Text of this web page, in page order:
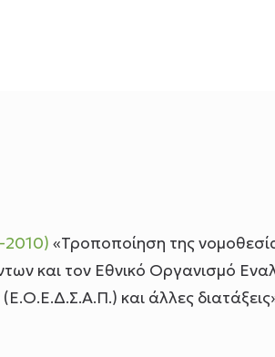
«Τροποποίηση της
και τον Εθνικό Οργανισμό
και άλλες